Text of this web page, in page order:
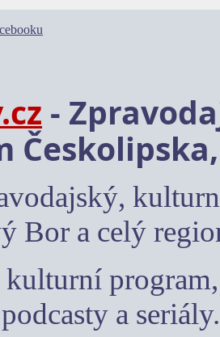
-
Bor a celý
kulturní
a seriály.